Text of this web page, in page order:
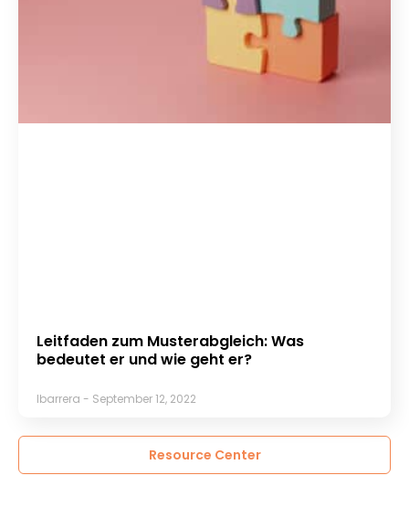
Leitfaden zum Musterabgleich: Was
bedeutet er und wie geht er?
lbarrera September 12, 2022
Resource Center